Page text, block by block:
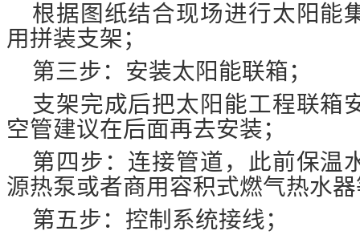
根据图纸结合现场进行太阳能
用拼装支架；
第三步：安装太阳能联箱；
支架完成后把太阳能工程联箱
空管建议在后面再去安装；
第四步：连接管道，此前保温
源热泵或者商用容积式燃气热水
第五步：控制系统接线；